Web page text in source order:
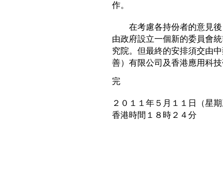
作。
在考慮各持份者的意見後
由政府設立一個新的委員會
究院。但最終的安排須交由
善）有限公司及香港應用科
完
２０１１年５月１１日（星
香港時間１８時２４分